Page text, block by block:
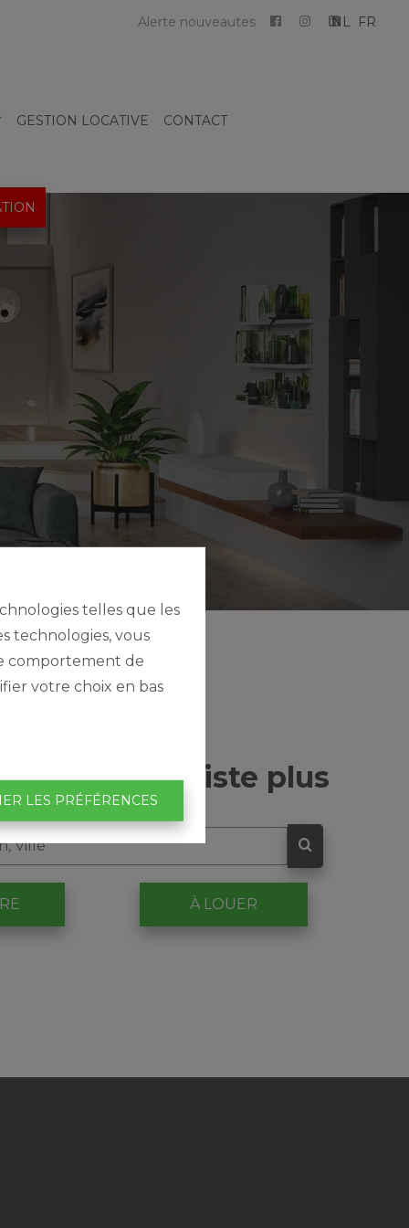
telles que les
technologies, vous
comportement de
votre choix en bas
LES PRÉFÉRENCES
Alerte nouveautes NL FR
GESTION LOCATIVE CONTACT
page n'existe plus
À LOUER